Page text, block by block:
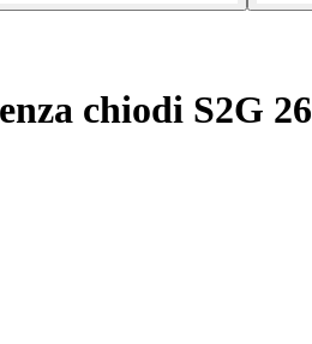
chiodi S2G 26